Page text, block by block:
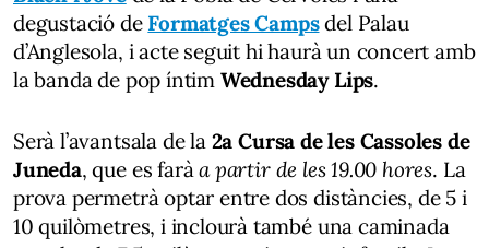
degustació de Formatges Campsdel Palau
d’Anglesola, i acte seguit hi haurà un concert amb
la banda de pop íntim Wednesday Lips.
Serà l’avantsala de la 2a Cursa de les Cassoles de
Juneda, que es faràa partir de les 19.00 hores. La
prova permetrà optar entre dos distàncies, de 5 i
10 quilòmetres, i inclourà també una caminada